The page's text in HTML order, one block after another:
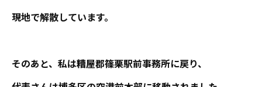
現地で解散しています。
そのあと、私は糟屋郡篠栗駅前事務所に戻り、